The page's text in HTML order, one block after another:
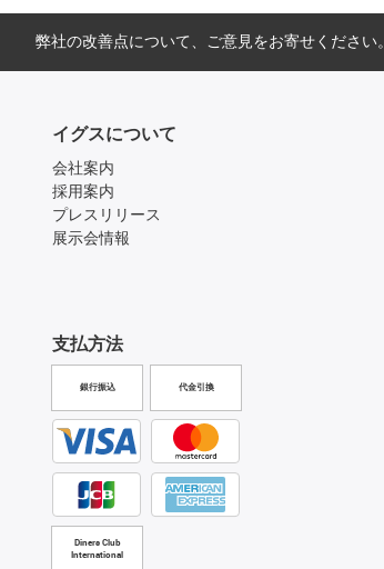
弊社の改善点について、ご意見をお寄せください。
イグスについて
会社案内
採用案内
プレスリリース
展示会情報
支払方法
銀行振込 代金引換
Diners Club
International